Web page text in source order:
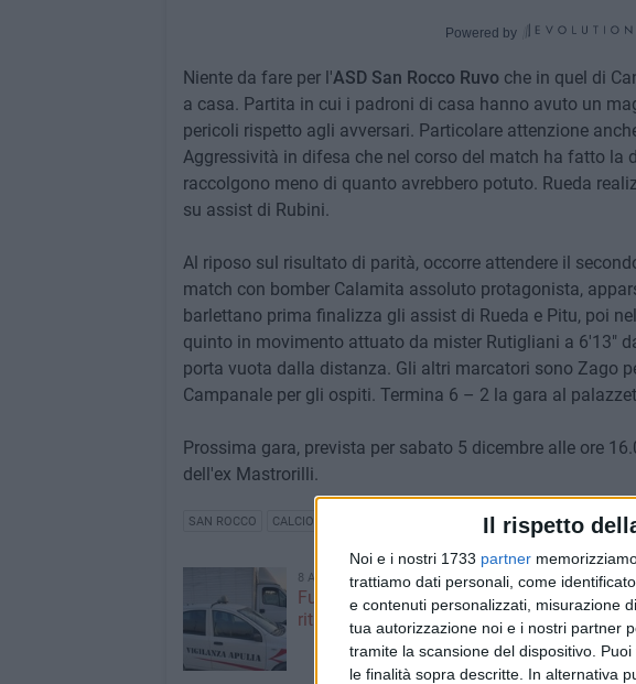
Il rispetto
Noi e i nostri 1733 partner
trattiamo dati personali, come
e contenuti personalizzati, misurazione
tua autorizzazione noi e i nostri partner
tramite la scansione del dispositivo.
le finalità sopra descritte. In alternativa
Powered by
Niente da fare per l'ASD San Rocco Ruvoche in quel di
a casa. Partita in cui i padroni di casa hanno avuto un
pericoli rispetto agli avversari. Particolare attenzione
Aggressività in difesa che nel corso del match ha fatto la
raccolgono meno di quanto avrebbero potuto. Rueda
su assist di Rubini.
Al riposo sul risultato di parità, occorre attendere il
match con bomber Calamita assoluto protagonista,
barlettano prima finalizza gli assist di Rueda e Pitu, poi
quinto in movimento attuato da mister Rutigliani a 6'13"
porta vuota dalla distanza. Gli altri marcatori sono Zago
Campanale per gli ospiti. Termina 6 – 2 la gara al
Prossima gara, prevista per sabato 5 dicembre alle ore
dell'ex Mastrorilli.
SAN ROCCO CALCIO A 5
8 AGOSTO 2026
Furgone rubato a Ruvo di Puglia
ritrovato a Terlizzi